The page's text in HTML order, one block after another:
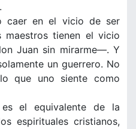
caer en el vicio de ser
maestros tienen el vicio
Juan sin mirarme—. Y
un guerrero. No
que uno siente como
el equivalente de la
espirituales cristianos,